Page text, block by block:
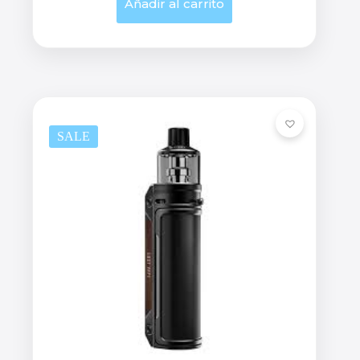
Añadir al carrito
SALE